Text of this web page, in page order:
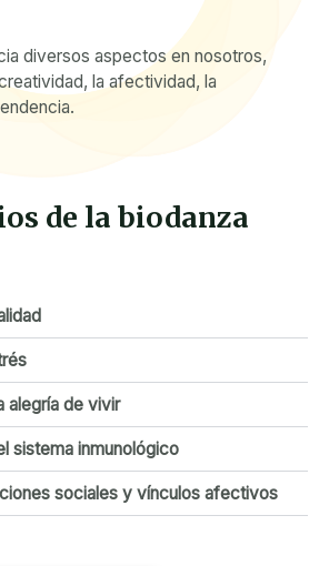
diversos aspectos en nosotros,
la afectividad, la
de la biodanza
alegría de vivir
sistema inmunológico
sociales y vínculos afectivos